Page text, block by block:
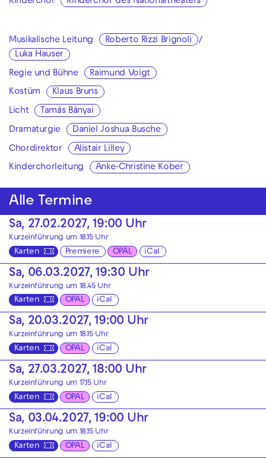
Musikalische Leitung Roberto Rizzi Brignoli
/
Luka Hauser
Regie und Bühne Raimund Voigt
Kostüm Klaus Bruns
Licht Tamás Bányai
Dramaturgie Daniel Joshua Busche
Chordirektor Alistair Lilley
Kinderchorleitung Anke-Christine Kober
Alle Termine
Sa, 27.02.2027, 19:00 Uhr
Kurzeinführung um 18.15 Uhr
Karten Premiere OPAL iCal
Sa, 06.03.2027, 19:30 Uhr
Kurzeinführung um 18.45 Uhr
Karten OPAL iCal
Sa, 20.03.2027, 19:00 Uhr
Kurzeinführung um 18.15 Uhr
Karten OPAL iCal
Sa, 27.03.2027, 18:00 Uhr
Kurzeinführung um 17.15 Uhr
Karten OPAL iCal
Sa, 03.04.2027, 19:00 Uhr
Kurzeinführung um 18.15 Uhr
Karten OPAL iCal